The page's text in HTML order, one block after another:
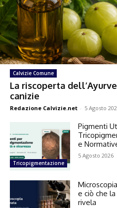
Calvizie Comune
La riscoperta
canizie
Redazione Calvizie.net - 5 Agosto
Tricopigmentazione
Pigmenti
e
5 Agosto 2026
e ciò che
rivela